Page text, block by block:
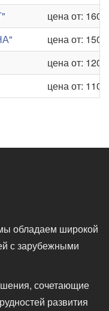
цена от: 160
цена от: 150
цена от: 120
цена от: 110
обладаем широкой
с зарубежными
сочетающие
развития